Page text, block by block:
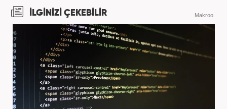
İLGİNİZİ ÇEKEBİLİR Makroo